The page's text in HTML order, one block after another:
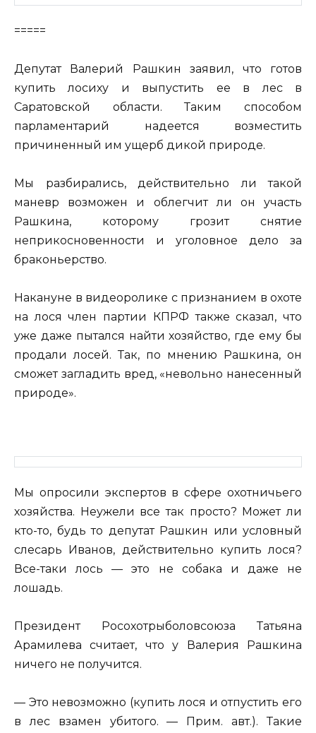
=====
Депутат Валерий Рашкин заявил, что готов
купить лосиху и выпустить ее в лес в
Саратовской области. Таким способом
парламентарий надеется возместить
причиненный им ущерб дикой природе.
Мы разбирались, действительно ли такой
маневр возможен и облегчит ли он участь
Рашкина, которому грозит снятие
неприкосновенности и уголовное дело за
браконьерство.
Накануне в видеоролике с признанием в охоте
на лося член партии КПРФ также сказал, что
уже даже пытался найти хозяйство, где ему бы
продали лосей. Так, по мнению Рашкина, он
сможет загладить вред, «невольно нанесенный
природе».
Мы опросили экспертов в сфере охотничьего
хозяйства. Неужели все так просто? Может ли
кто-то, будь то депутат Рашкин или условный
слесарь Иванов, действительно купить лося?
Все-таки лось — это не собака и даже не
лошадь.
Президент Росохотрыболовсоюза Татьяна
Арамилева считает, что у Валерия Рашкина
ничего не получится.
— Это невозможно (купить лося и отпустить его
в лес взамен убитого. — Прим. авт.). Такие